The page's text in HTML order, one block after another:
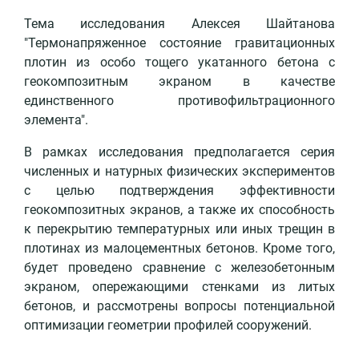
Тема исследования Алексея Шайтанова
"Термонапряженное состояние гравитационных
плотин из особо тощего укатанного бетона с
геокомпозитным экраном в качестве
единственного противофильтрационного
элемента".
В рамках исследования предполагается серия
численных и натурных физических экспериментов
с целью подтверждения эффективности
геокомпозитных экранов, а также их способность
к перекрытию температурных или иных трещин в
плотинах из малоцементных бетонов. Кроме того,
будет проведено сравнение с железобетонным
экраном, опережающими стенками из литых
бетонов, и рассмотрены вопросы потенциальной
оптимизации геометрии профилей сооружений.